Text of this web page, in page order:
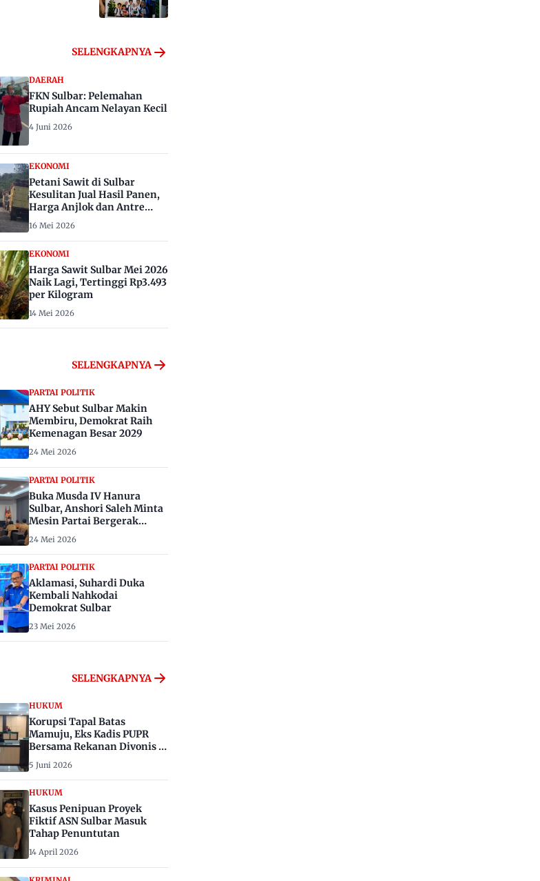
SELENGKAPNYA
DAERAH
FKN Sulbar: Pelemahan
Rupiah Ancam Nelayan Kecil
4 Juni 2026
EKONOMI
Petani Sawit di Sulbar
Kesulitan Jual Hasil Panen,
Harga Anjlok dan Antre
Berhari-hari
16 Mei 2026
EKONOMI
Harga Sawit Sulbar Mei 2026
Naik Lagi, Tertinggi Rp3.493
per Kilogram
14 Mei 2026
SELENGKAPNYA
PARTAI POLITIK
AHY Sebut Sulbar Makin
Membiru, Demokrat Raih
Kemenagan Besar 2029
24 Mei 2026
PARTAI POLITIK
Buka Musda IV Hanura
Sulbar, Anshori Saleh Minta
Mesin Partai Bergerak
Menangkan Pemilu 2029
24 Mei 2026
PARTAI POLITIK
Aklamasi, Suhardi Duka
Kembali Nahkodai
Demokrat Sulbar
23 Mei 2026
SELENGKAPNYA
HUKUM
Korupsi Tapal Batas
Mamuju, Eks Kadis PUPR
Bersama Rekanan Divonis 6
dan 8 Tahun Penjara
5 Juni 2026
HUKUM
Kasus Penipuan Proyek
Fiktif ASN Sulbar Masuk
Tahap Penuntutan
14 April 2026